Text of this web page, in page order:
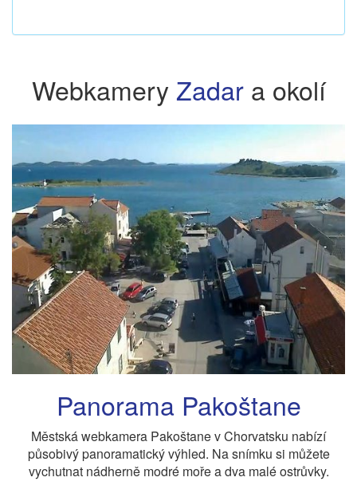
Webkamery Zadara okolí
Panorama Pakoštane
Městská webkamera Pakoštane v Chorvatsku nabízí
působivý panoramatický výhled. Na snímku si můžete
vychutnat nádherně modré moře a dva malé ostrůvky.